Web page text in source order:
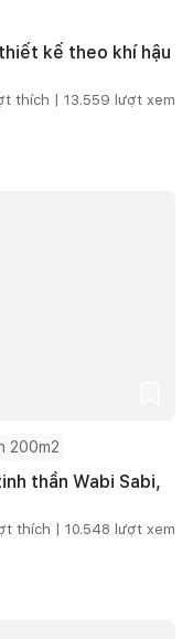
kế theo khí hậu
thích | 13.559 lượt xem
200m2
thần Wabi Sabi,
thích | 10.548 lượt xem